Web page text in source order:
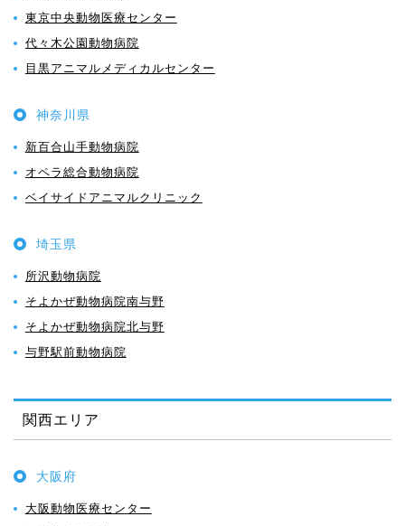
東京中央動物医療センター
代々木公園動物病院
目黒アニマルメディカルセンター
神奈川県
新百合山手動物病院
オペラ総合動物病院
ベイサイドアニマルクリニック
埼玉県
所沢動物病院
そよかぜ動物病院南与野
そよかぜ動物病院北与野
与野駅前動物病院
関西エリア
大阪府
大阪動物医療センター